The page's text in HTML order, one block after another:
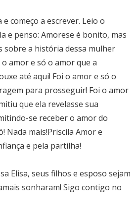
começo a escrever. Leio o
e penso: Amorese é bonito, mas
sobre a história dessa mulher
amor e só o amor que a
até aqui! Foi o amor e só o
para prosseguir! Foi o amor
que ela revelasse sua
se receber o amor do
Nada mais!Priscila Amor e
e pela partilha!
Elisa, seus filhos e esposo sejam
sonharam! Sigo contigo no